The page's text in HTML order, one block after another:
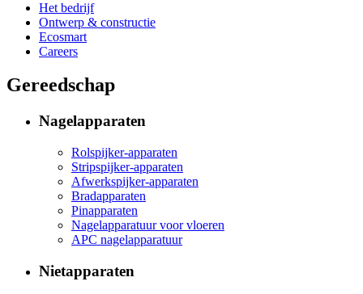
Het bedrijf
Ontwerp & constructie
Ecosmart
Careers
Gereedschap
Nagelapparaten
Rolspijker-apparaten
Stripspijker-apparaten
Afwerkspijker-apparaten
Bradapparaten
Pinapparaten
Nagelapparatuur voor vloeren
APC nagelapparatuur
Nietapparaten